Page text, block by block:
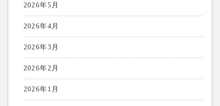
2026年5月
2026年4月
2026年3月
2026年2月
2026年1月